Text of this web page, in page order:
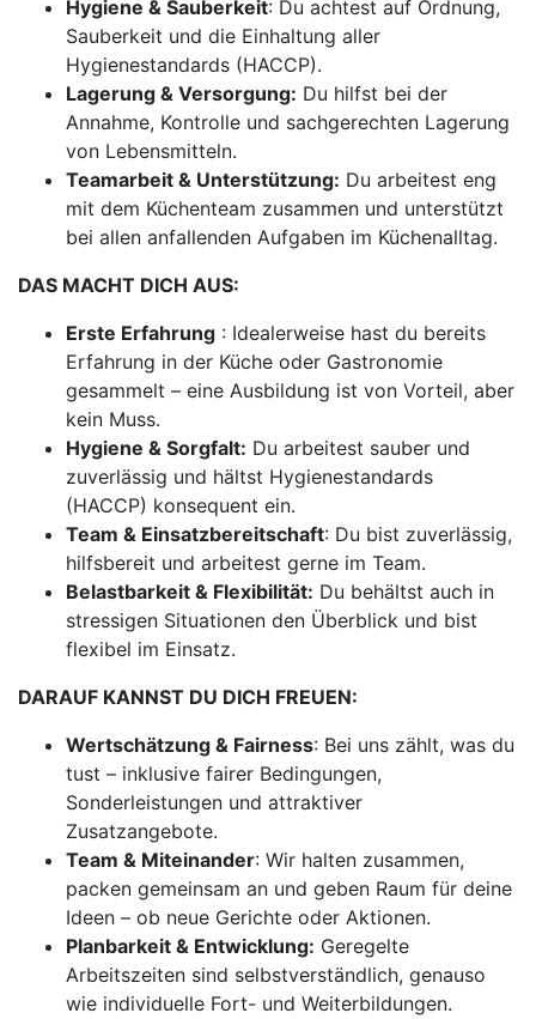
Hygiene & Sauberkeit: Du achtest auf Ordnung,
Sauberkeit und die Einhaltung aller
Hygienestandards (HACCP).
Lagerung & Versorgung: Du hilfst bei der
Annahme, Kontrolle und sachgerechten Lagerung
von Lebensmitteln.
Teamarbeit & Unterstützung: Du arbeitest eng
mit dem Küchenteam zusammen und unterstützt
bei allen anfallenden Aufgaben im Küchenalltag.
DAS MACHT DICH AUS:
Erste Erfahrung : Idealerweise hast du bereits
Erfahrung in der Küche oder Gastronomie
gesammelt – eine Ausbildung ist von Vorteil, aber
kein Muss.
Hygiene & Sorgfalt: Du arbeitest sauber und
zuverlässig und hältst Hygienestandards
(HACCP) konsequent ein.
Team & Einsatzbereitschaft: Du bist zuverlässig,
hilfsbereit und arbeitest gerne im Team.
Belastbarkeit & Flexibilität: Du behältst auch in
stressigen Situationen den Überblick und bist
flexibel im Einsatz.
DARAUF KANNST DU DICH FREUEN:
Wertschätzung & Fairness: Bei uns zählt, was du
tust – inklusive fairer Bedingungen,
Sonderleistungen und attraktiver
Zusatzangebote.
Team & Miteinander: Wir halten zusammen,
packen gemeinsam an und geben Raum für deine
Ideen – ob neue Gerichte oder Aktionen.
Planbarkeit & Entwicklung: Geregelte
Arbeitszeiten sind selbstverständlich, genauso
wie individuelle Fort- und Weiterbildungen.